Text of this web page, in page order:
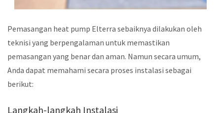
Pemasangan heat pump Elterra sebaiknya dilakukan oleh
teknisi yang berpengalaman untuk memastikan
pemasangan yang benar dan aman. Namun secara umum,
Anda dapat memahami secara proses instalasi sebagai
berikut:
Langkah-langkah Instalasi